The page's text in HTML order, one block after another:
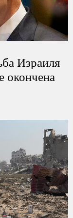
Израиля
окончена